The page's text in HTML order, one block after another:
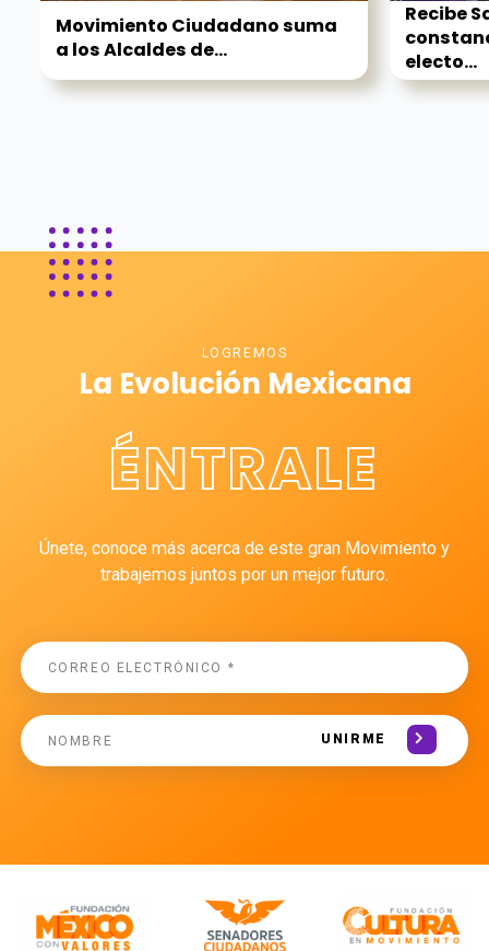
Movimiento Ciudadano suma
a los Alcaldes de...
Recibe
electo...
LOGREMOS
La Evolución Mexicana
ÉNTRALE
Únete, conoce más acerca de este gran Movimiento y
trabajemos juntos por un mejor futuro.
UNIRME